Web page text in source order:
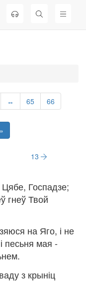
↔ 65 66
»
13
Госпадзе;
гнеў Твой
на Яго, і не
песьня мая -
з крыніц